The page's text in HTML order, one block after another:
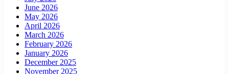
June 2026
May 2026
April 2026
March 2026
February 2026
January 2026
December 2025
November 2025